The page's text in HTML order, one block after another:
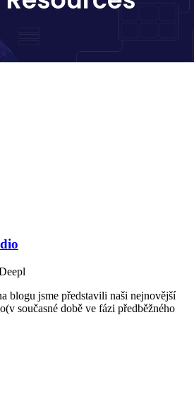
blogu jsme představili naši nejnovější
současné době ve fázi předběžného